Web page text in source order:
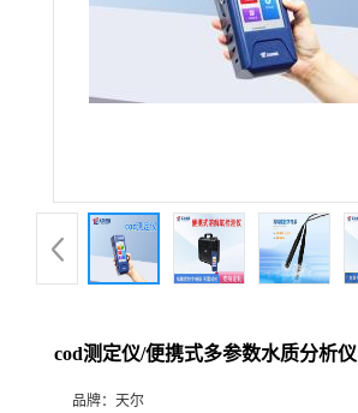
cod测定仪/便携式多参数水质分析仪
品牌： 天尔